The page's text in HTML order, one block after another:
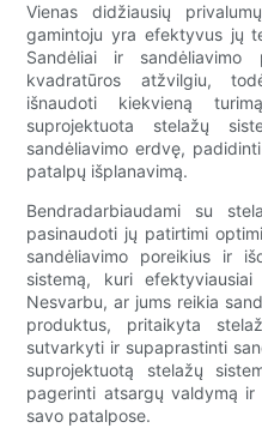
Vienas didžiausių
gamintoju yra efektyvus jų
Sandėliai ir
kvadratūros atžvilgiu,
išnaudoti kiekvieną
suprojektuota stelažų
sandėliavimo erdvę,
patalpų išplanavimą.
Bendradarbiaudami su
pasinaudoti jų patirtimi
sandėliavimo poreikius ir
sistemą, kuri
Nesvarbu, ar jums reikia
produktus, pritaikyta
sutvarkyti ir supaprastinti
suprojektuotą stelažų
pagerinti atsargų valdymą
savo patalpose.